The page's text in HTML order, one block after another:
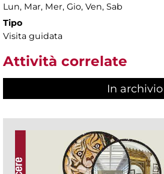
Lun, Mar, Mer, Gio, Ven, Sab
Tipo
Visita guidata
Attività correlate
In archivio